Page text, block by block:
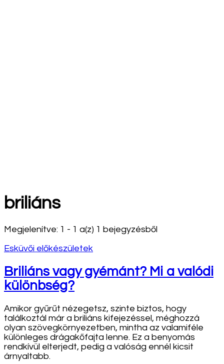
briliáns
Megjelenítve: 1 - 1 a(z) 1 bejegyzésből
Esküvői előkészületek
Briliáns vagy gyémánt? Mi a valódi
különbség?
Amikor gyűrűt nézegetsz, szinte biztos, hogy
találkoztál már a briliáns kifejezéssel, méghozzá
olyan szövegkörnyezetben, mintha az valamiféle
különleges drágakőfajta lenne. Ez a benyomás
rendkívül elterjedt, pedig a valóság ennél kicsit
árnyaltabb.